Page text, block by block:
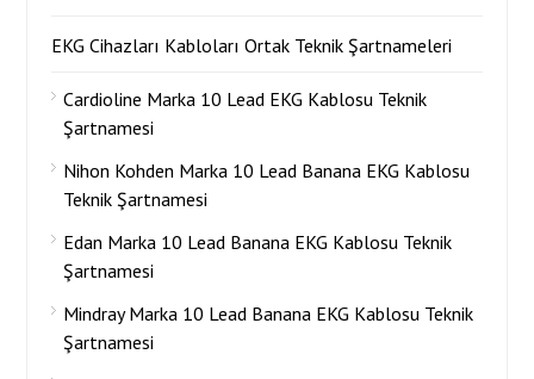
EKG Cihazları Kabloları Ortak Teknik Şartnameleri
Cardioline Marka 10 Lead EKG Kablosu Teknik
Şartnamesi
Nihon Kohden Marka 10 Lead Banana EKG Kablosu
Teknik Şartnamesi
Edan Marka 10 Lead Banana EKG Kablosu Teknik
Şartnamesi
Mindray Marka 10 Lead Banana EKG Kablosu Teknik
Şartnamesi